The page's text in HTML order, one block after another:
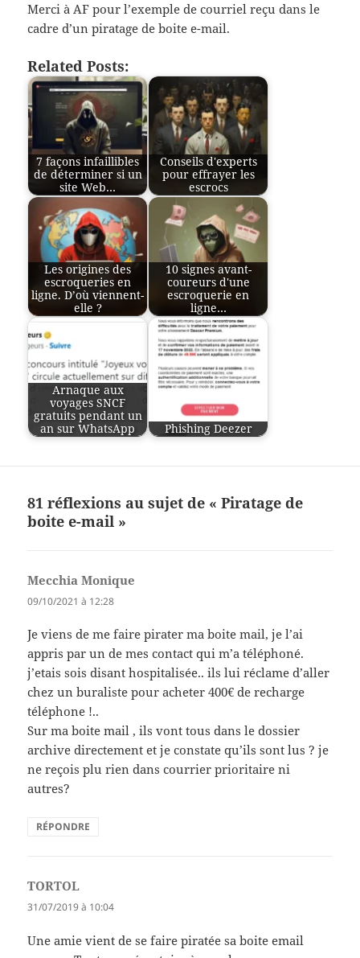
Merci à AF pour l’exemple de courriel reçu dans le
cadre d’un piratage de boite e-mail.
Related Posts:
7 façons infaillibles
de déterminer si un
site Web…
Conseils d'experts
pour effrayer les
escrocs
Les origines des
escroqueries en
ligne. D’où viennent-
elle ?
10 signes avant-
coureurs d'une
escroquerie en
ligne…
Arnaque aux
voyages SNCF
gratuits pendant un
an sur WhatsApp
Phishing Deezer
81 réflexions au sujet de « Piratage de
boite e-mail »
Mecchia Monique
09/10/2021 à 12:28
Je viens de me faire pirater ma boite mail, je l’ai
appris par un de mes contact qui m’a téléphoné.
j’etais sois disant hospitalisée.. ils lui réclame d’aller
chez un buraliste pour acheter 400€ de recharge
téléphone !..
Sur ma boite mail , ils vont tous dans le dossier
archive directement et je constate qu’ils sont lus ? je
ne reçois plu rien dans courrier prioritaire ni
autres?
RÉPONDRE
TORTOL
31/07/2019 à 10:04
Une amie vient de se faire piratée sa boite email